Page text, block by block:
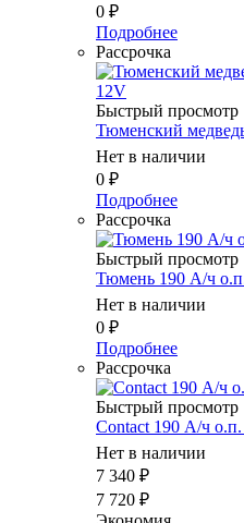
0 ₽
Подробнее
Рассрочка
Быстрый просмотр
Тюменский
Нет в наличии
0 ₽
Подробнее
Рассрочка
Быстрый просмотр
Тюмень 190 А/ч
Нет в наличии
0 ₽
Подробнее
Рассрочка
Быстрый просмотр
Contact 190 А/ч
Нет в наличии
7 340 ₽
7 720 ₽